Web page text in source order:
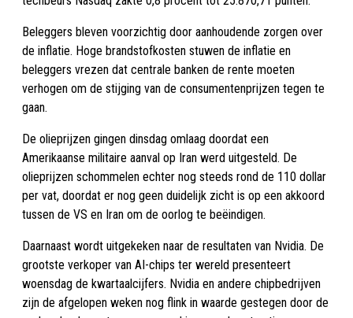
Beleggers bleven voorzichtig door aanhoudende zorgen over
de inflatie. Hoge brandstofkosten stuwen de inflatie en
beleggers vrezen dat centrale banken de rente moeten
verhogen om de stijging van de consumentenprijzen tegen te
gaan.
De olieprijzen gingen dinsdag omlaag doordat een
Amerikaanse militaire aanval op Iran werd uitgesteld. De
olieprijzen schommelen echter nog steeds rond de 110 dollar
per vat, doordat er nog geen duidelijk zicht is op een akkoord
tussen de VS en Iran om de oorlog te beëindigen.
Daarnaast wordt uitgekeken naar de resultaten van Nvidia. De
grootste verkoper van AI-chips ter wereld presenteert
woensdag de kwartaalcijfers. Nvidia en andere chipbedrijven
zijn de afgelopen weken nog flink in waarde gestegen door de